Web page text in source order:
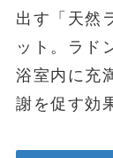
出す「天然
ット。ラド
浴室内に充
謝を促す効